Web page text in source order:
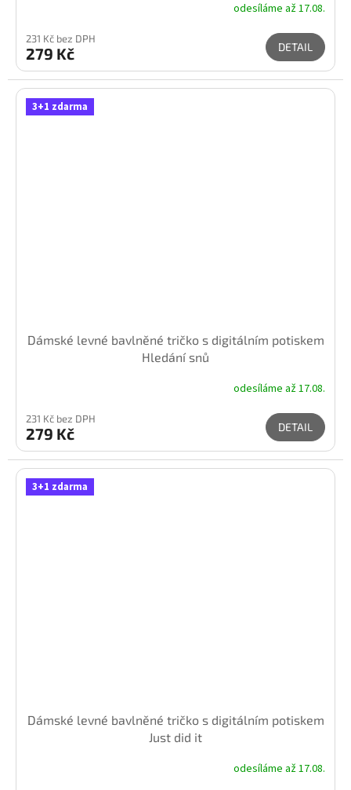
odesíláme až 17.08.
231 Kč bez DPH
279 Kč DETAIL
3+1 zdarma
Dámské levné bavlněné tričko s digitálním potiskem
Hledání snů
odesíláme až 17.08.
231 Kč bez DPH
279 Kč DETAIL
3+1 zdarma
Dámské levné bavlněné tričko s digitálním potiskem
Just did it
odesíláme až 17.08.